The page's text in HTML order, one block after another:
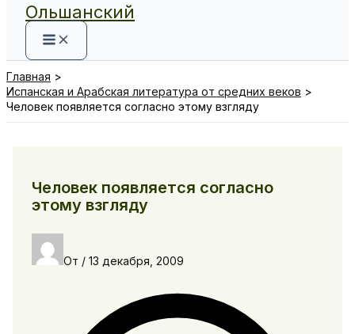
Ольшанский
Главная
Испанская и Арабская литература от средних веков
Человек появляется согласно этому взгляду
Человек появляется согласно
этому взгляду
От / 13 декабря, 2009